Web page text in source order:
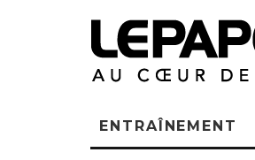
ENTRAÎNEMENT